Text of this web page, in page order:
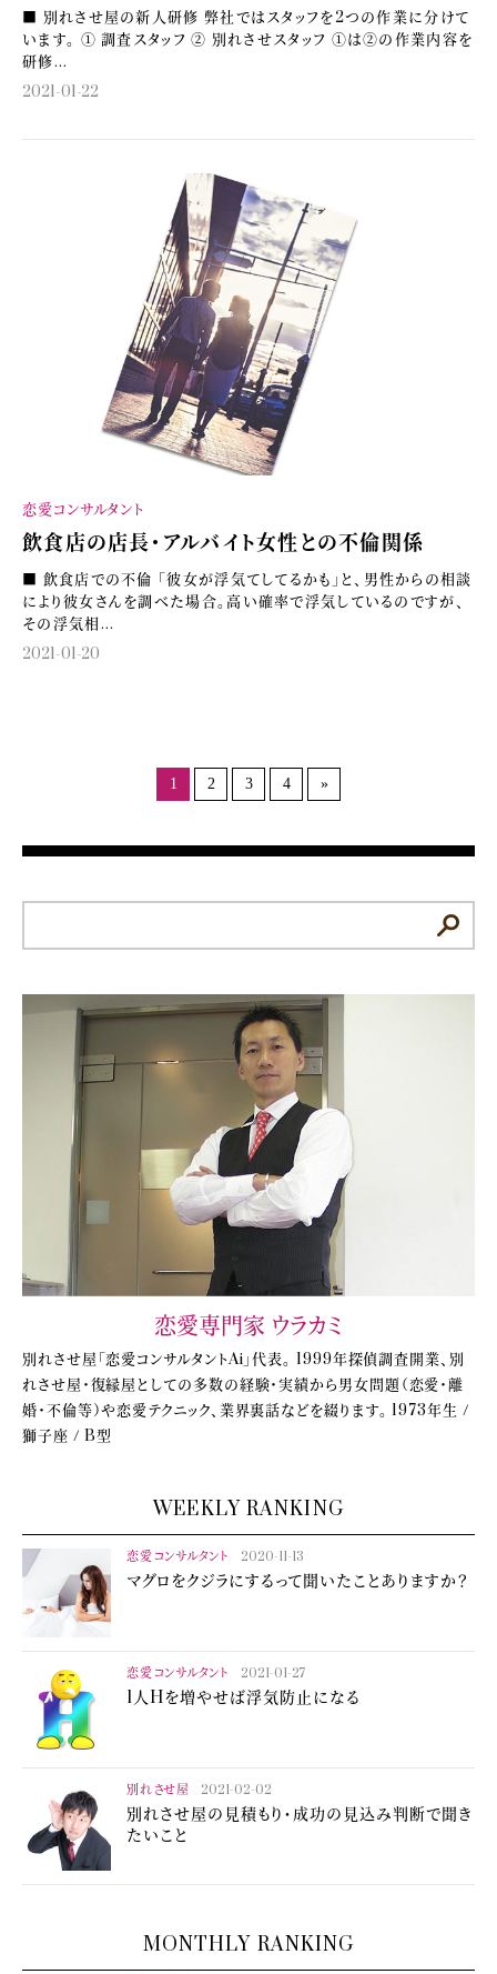
■ 別れさせ屋の新人研修 弊社ではスタッフを2つの作業に分けて
います。 ① 調査スタッフ ② 別れさせスタッフ ①は②の作業内容を
研修...
2021-01-22
恋愛コンサルタント
飲食店の店長・アルバイト女性との不倫関係
■ 飲食店での不倫 「彼女が浮気てしてるかも」と、男性からの相談
により彼女さんを調べた場合。高い確率で浮気しているのですが、
その浮気相...
2021-01-20
1 2 3 4 »
恋愛専門家 ウラカミ
別れさせ屋「恋愛コンサルタントAi」代表。 1999年探偵調査開業、別
れさせ屋・復縁屋としての多数の経験・実績から男女問題（恋愛・離
婚・不倫等）や恋愛テクニック、業界裏話などを綴ります。 1973年生 /
獅子座 / B型
WEEKLY RANKING
恋愛コンサルタント 2020-11-13
マグロをクジラにするって聞いたことありますか？
恋愛コンサルタント 2021-01-27
1人Hを増やせば浮気防止になる
別れさせ屋 2021-02-02
別れさせ屋の見積もり・成功の見込み判断で聞き
たいこと
MONTHLY RANKING